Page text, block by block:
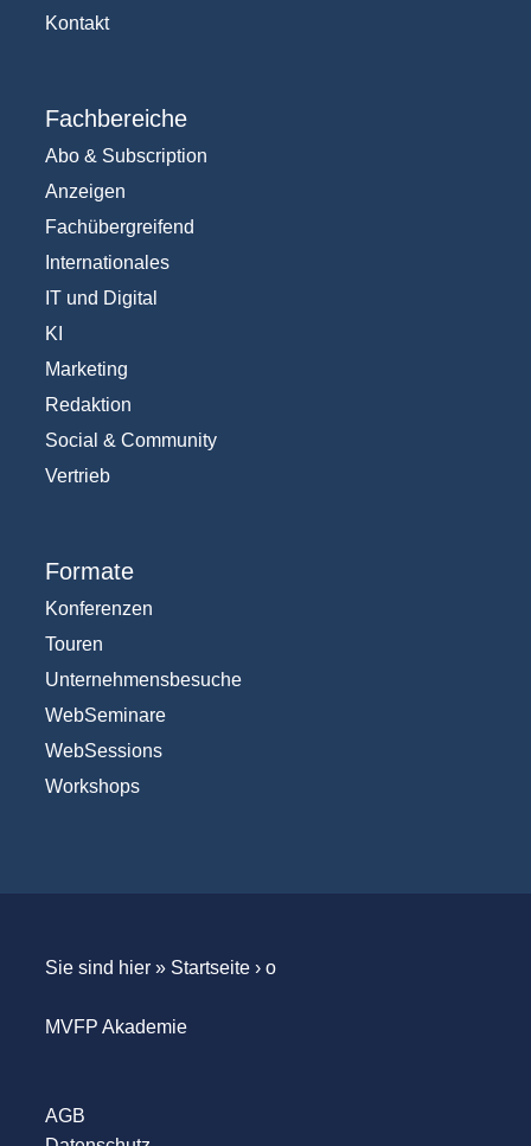
Kontakt
Fachbereiche
Abo & Subscription
Anzeigen
Fachübergreifend
Internationales
IT und Digital
KI
Marketing
Redaktion
Social & Community
Vertrieb
Formate
Konferenzen
Touren
Unternehmensbesuche
WebSeminare
WebSessions
Workshops
Sie sind hier » Startseite› o
MVFP Akademie
AGB